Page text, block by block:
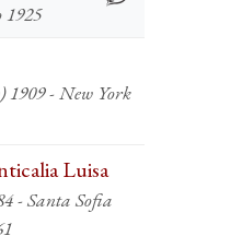
1925
1909 - New York
Luisa
- Santa Sofia